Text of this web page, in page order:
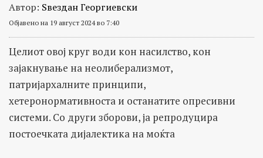
Автор: Ѕвездан Георгиевски
Објавено на 19 август 2024 во 7:40
Целиот овој круг води кон насилство, кон
зајакнување на неолиберализмот,
патријархалните принципи,
хетеронормативноста и останатите опресивни
системи. Со други зборови, ја репродуцира
постоечката дијалектика на моќта